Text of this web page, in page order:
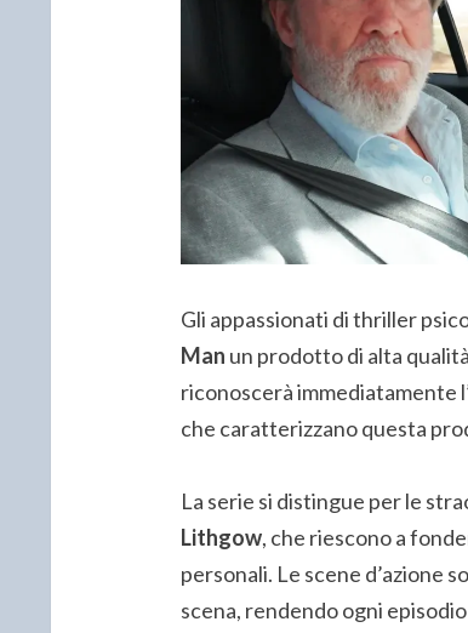
Gli appassionati di thriller
Man un prodotto di alta
riconoscerà immediatamente
che caratterizzano questa
La serie si distingue per le
Lithgow, che riescono a
personali. Le scene d’azione
scena, rendendo ogni